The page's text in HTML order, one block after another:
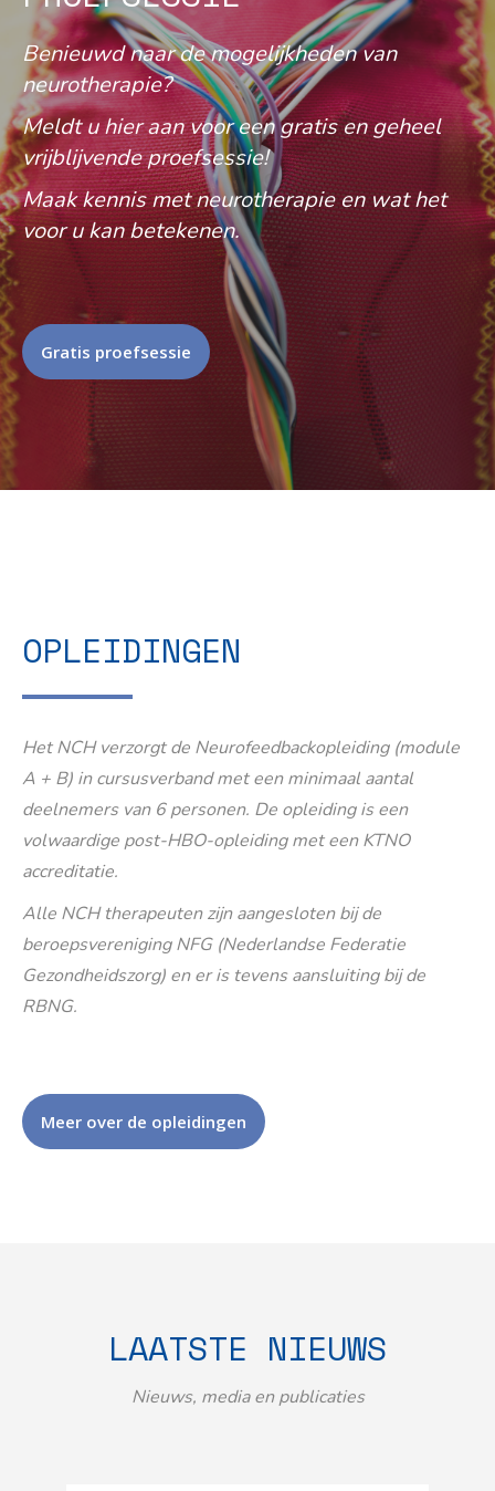
Benieuwd naar de mogelijkheden van
neurotherapie?
Meldt u hier aan voor een gratis en geheel
vrijblijvende proefsessie!
Maak kennis met neurotherapie en wat het
voor u kan betekenen.
Gratis proefsessie
OPLEIDINGEN
Het NCH verzorgt de Neurofeedbackopleiding (module
A + B) in cursusverband met een minimaal aantal
deelnemers van 6 personen. De opleiding is een
volwaardige post-HBO-opleiding met een KTNO
accreditatie.
Alle NCH therapeuten zijn aangesloten bij de
beroepsvereniging NFG (Nederlandse Federatie
Gezondheidszorg) en er is tevens aansluiting bij de
RBNG.
Meer over de opleidingen
LAATSTE NIEUWS
Nieuws, media en publicaties